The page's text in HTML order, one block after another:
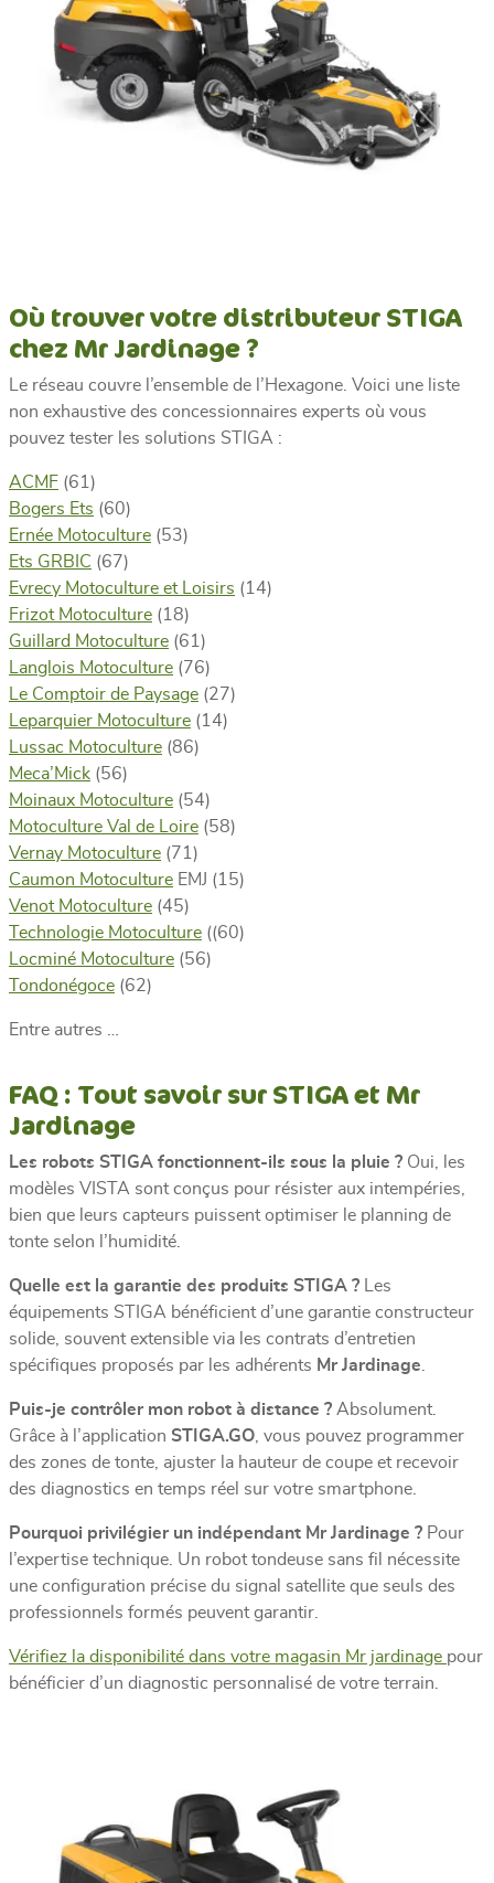
Où trouver votre distributeur STIGA
chez Mr Jardinage ?
Le réseau couvre l’ensemble de l’Hexagone. Voici une liste
non exhaustive des concessionnaires experts où vous
pouvez tester les solutions STIGA :
ACMF (61)
Bogers Ets (60)
Ernée Motoculture (53)
Ets GRBIC (67)
Evrecy Motoculture et Loisirs (14)
​Frizot Motoculture (18)
Guillard Motoculture (61)
Langlois Motoculture (76)
Le Comptoir de Paysage (27)
Leparquier Motoculture (14)
Lussac Motoculture (86)
Meca’Mick (56)
Moinaux Motoculture (54)
Motoculture Val de Loire (58)
Vernay Motoculture (71)
Caumon Motoculture EMJ (15)
Venot Motoculture (45)
Technologie Motoculture ((60)
Locminé Motoculture (56)
Tondonégoce (62)
Entre autres …
FAQ : Tout savoir sur STIGA et Mr
Jardinage
Les robots STIGA fonctionnent-ils sous la pluie ? Oui, les
modèles VISTA sont conçus pour résister aux intempéries,
bien que leurs capteurs puissent optimiser le planning de
tonte selon l’humidité.
Quelle est la garantie des produits STIGA ? Les
équipements STIGA bénéficient d’une garantie constructeur
solide, souvent extensible via les contrats d’entretien
spécifiques proposés par les adhérents Mr Jardinage
Puis-je contrôler mon robot à distance ? Absolument.
Grâce à l’application STIGA.GO , vous pouvez programmer
des zones de tonte, ajuster la hauteur de coupe et recevoir
des diagnostics en temps réel sur votre smartphone.
Pourquoi privilégier un indépendant Mr Jardinage ? Pour
l’expertise technique. Un robot tondeuse sans fil nécessite
une configuration précise du signal satellite que seuls des
professionnels formés peuvent garantir.
Vérifiez la disponibilité dans votre magasin Mr jardinage pour
bénéficier d’un diagnostic personnalisé de votre terrain.